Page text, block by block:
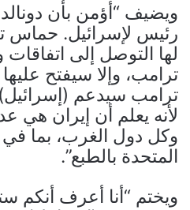
ويضيف “أؤمن بأن
رئيس لإسرائيل. حماس
لها التوصل إلى اتفاقات
ترامب، وإلا سيفتح
ترامب سيدعم
لأنه يعلم أن إيران هي
وكل دول الغرب، بما في
المتحدة بالطبع”.
ويختم “أنا أعرف أنكم